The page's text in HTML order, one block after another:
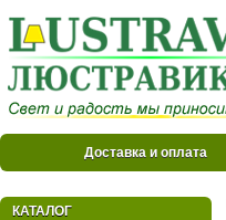
Доставка и оплата
КАТАЛОГ